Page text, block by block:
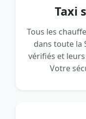
Taxi
Tous les
dans toute la
vérifiés et
Votre